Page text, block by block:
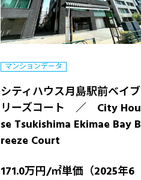
マンションデータ
シティハウス月島駅前ベイブ
リーズコート ／ City Hou
se Tsukishima Ekimae Bay B
reeze Court
171.0万円/㎡単価（2025年6